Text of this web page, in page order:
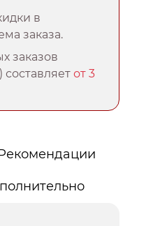
в
заказа.
заказов
составляетот 3